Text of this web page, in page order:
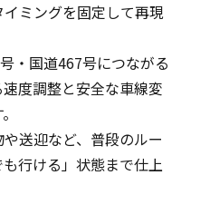
ミングを固定して再現
・国道467号につながる
度調整と安全な車線変
や送迎など、普段のルー
行ける」状態まで仕上